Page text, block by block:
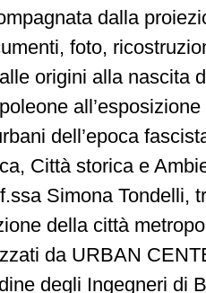
dalla
foto,
origini alla nascita
dell’epoca
Città storica e
Simona Tondelli,
della città
da URBAN
degli Ingegneri di